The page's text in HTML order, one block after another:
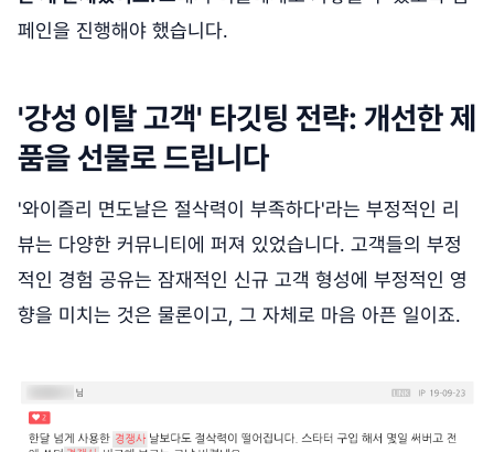
페인을 진행해야 했습니다.
'강성 이탈 고객' 타깃팅 전략: 개선한 제
품을 선물로 드립니다
'와이즐리 면도날은 절삭력이 부족하다'라는 부정적인 리
뷰는 다양한 커뮤니티에 퍼져 있었습니다. 고객들의 부정
적인 경험 공유는 잠재적인 신규 고객 형성에 부정적인 영
향을 미치는 것은 물론이고, 그 자체로 마음 아픈 일이죠.